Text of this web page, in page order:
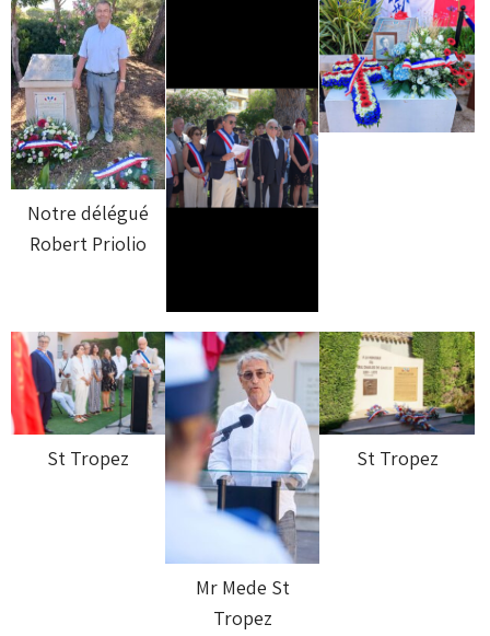
Notre délégué
Robert Priolio
St Tropez
Mr Mede St
Tropez
St Tropez